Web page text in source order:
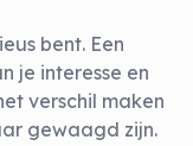
bent. Een
je interesse en
verschil maken
gewaagd zijn.